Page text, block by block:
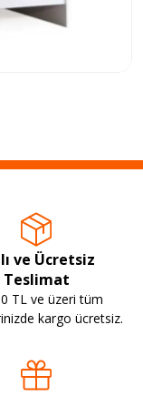
ve Ücretsiz
Teslimat
TL ve üzeri tüm
kargo ücretsiz.